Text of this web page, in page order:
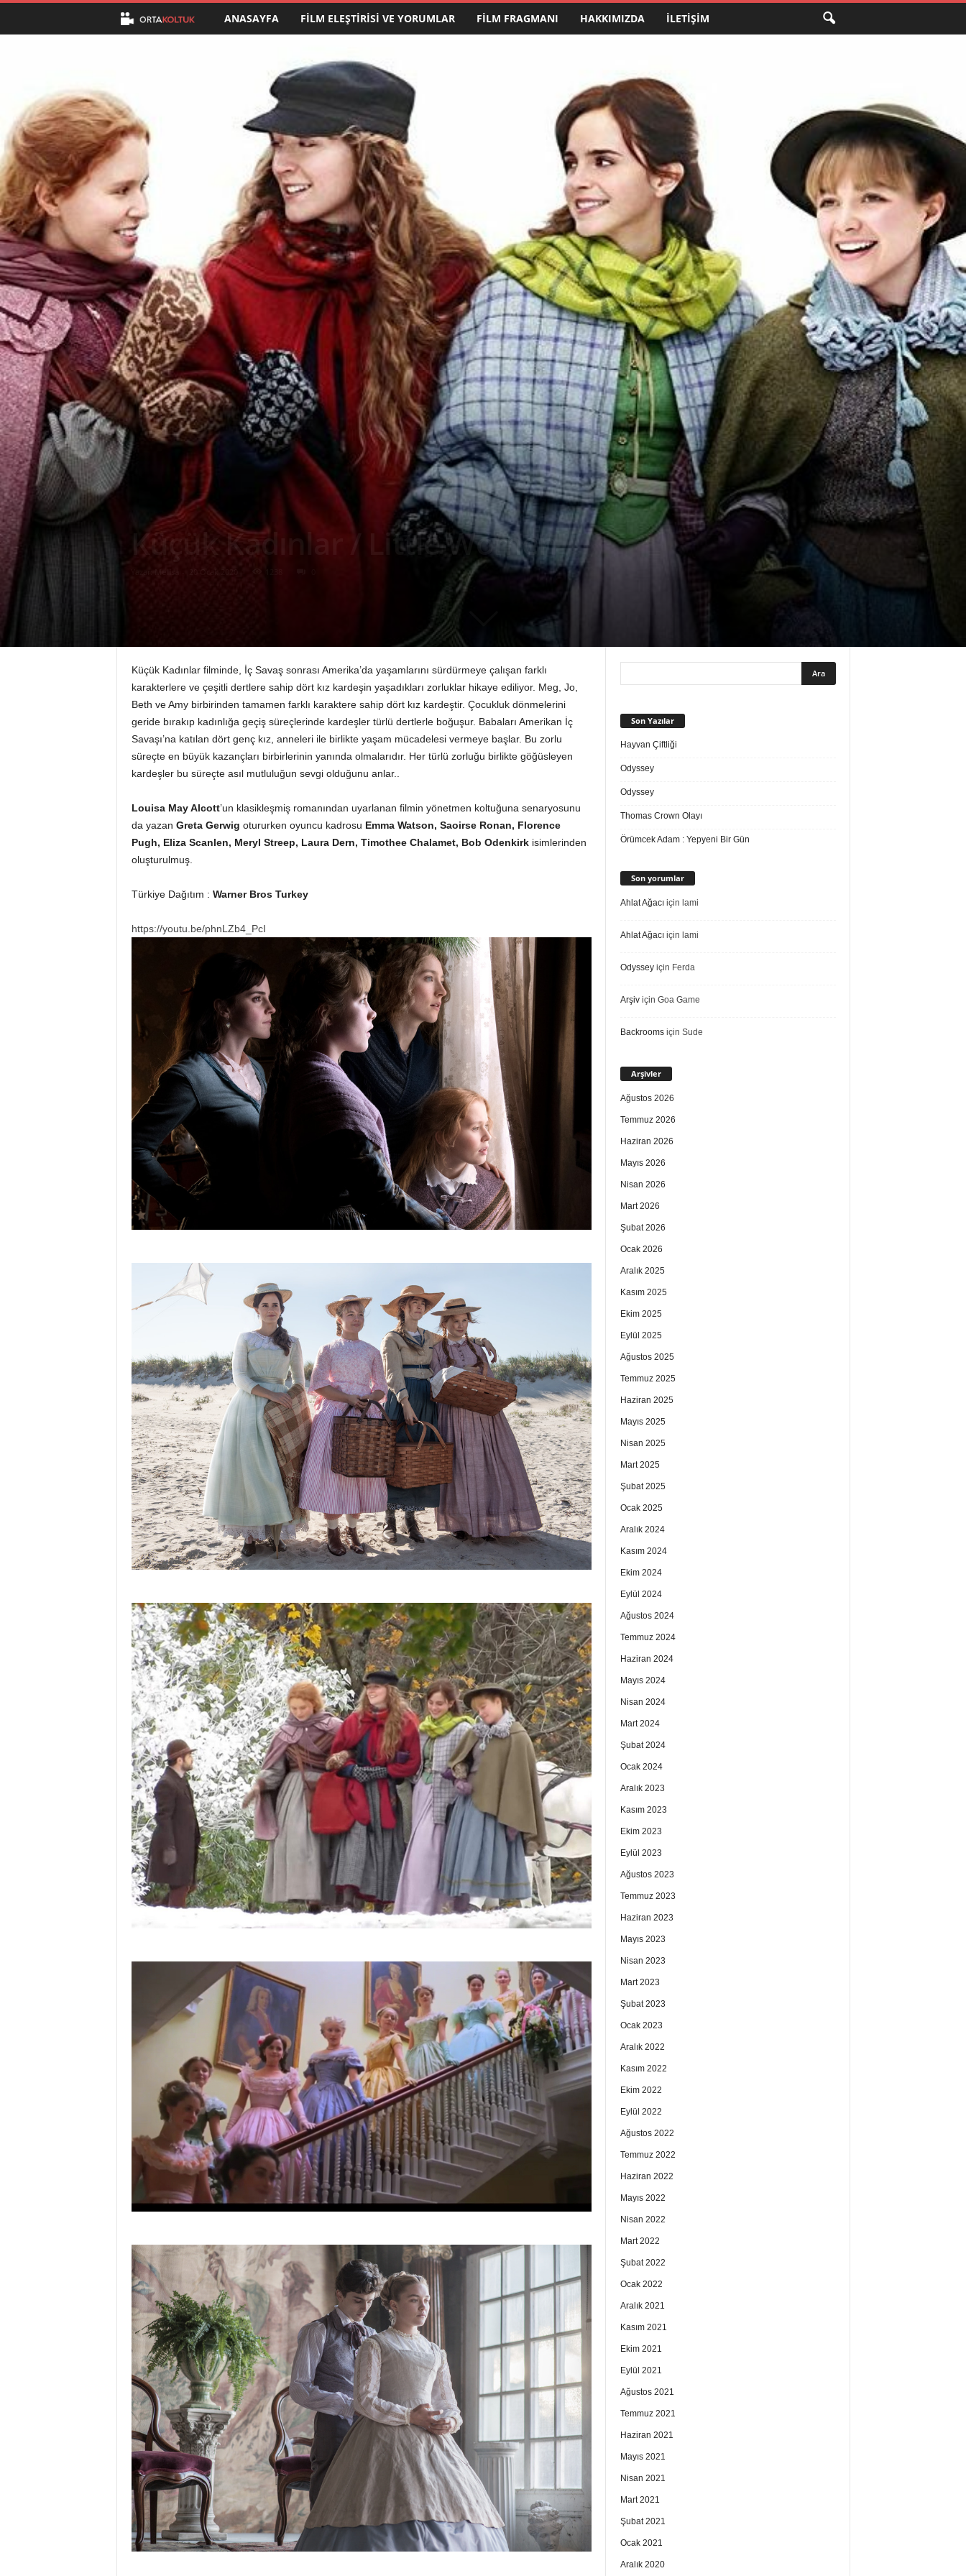
t
u
k
ANASAYFA FILM ELEŞTIRISI VE YORUMLAR FILM FRAGMANI HAKKIMIZDA İLETIŞIM
Küçük Kadınlar / Little Women
Yazar: Melisa 20 Ocak 2020
Küçük Kadınlar filminde, İç Savaş sonrası Amerika’da yaşamlarını sürdürmeye çalışan farklı
karakterlere ve çeşitli dertlere sahip dört kız kardeşin yaşadıkları zorluklar hikaye ediliyor. Meg, Jo,
Beth ve Amy birbirinden tamamen farklı karaktere sahip dört kız kardeştir. Çocukluk dönmelerini
geride bırakıp kadınlığa geçiş süreçlerinde kardeşler türlü dertlerle boğuşur. Babaları Amerikan İç
Savaşı’na katılan dört genç kız, anneleri ile birlikte yaşam mücadelesi vermeye başlar. Bu zorlu
süreçte en büyük kazançları birbirlerinin yanında olmalarıdır. Her türlü zorluğu birlikte göğüsleyen
kardeşler bu süreçte asıl mutluluğun sevgi olduğunu anlar..
Louisa May Alcott’un klasikleşmiş romanından uyarlanan filmin yönetmen koltuğuna senaryosunu
da yazan Greta Gerwig otururken oyuncu kadrosu Emma Watson, Saoirse Ronan, Florence
Pugh, Eliza Scanlen, Meryl Streep, Laura Dern, Timothee Chalamet, Bob Odenkirkisimlerinden
oluşturulmuş.
Türkiye Dağıtım : Warner Bros Turkey
https://youtu.be/phnLZb4_PcI
Son Yazılar
Hayvan Çiftliği
Odyssey
Odyssey
Thomas Crown Olayı
Örümcek Adam : Yepyeni Bir Gün
Son yorumlar
Ahlat Ağacıiçin lami
Ahlat Ağacıiçin lami
Odysseyiçin Ferda
Arşiviçin Goa Game
Backroomsiçin Sude
Arşivler
Ağustos 2026
Temmuz 2026
Haziran 2026
Mayıs 2026
Nisan 2026
Mart 2026
Şubat 2026
Ocak 2026
Aralık 2025
Kasım 2025
Ekim 2025
Eylül 2025
Ağustos 2025
Temmuz 2025
Haziran 2025
Mayıs 2025
Nisan 2025
Mart 2025
Şubat 2025
Ocak 2025
Aralık 2024
Kasım 2024
Ekim 2024
Eylül 2024
Ağustos 2024
Temmuz 2024
Haziran 2024
Mayıs 2024
Nisan 2024
Mart 2024
Şubat 2024
Ocak 2024
Aralık 2023
Kasım 2023
Ekim 2023
Eylül 2023
Ağustos 2023
Temmuz 2023
Haziran 2023
Mayıs 2023
Nisan 2023
Mart 2023
Şubat 2023
Ocak 2023
Aralık 2022
Kasım 2022
Ekim 2022
Eylül 2022
Ağustos 2022
Temmuz 2022
Haziran 2022
Mayıs 2022
Nisan 2022
Mart 2022
Şubat 2022
Ocak 2022
Aralık 2021
Kasım 2021
Ekim 2021
Eylül 2021
Ağustos 2021
Temmuz 2021
Haziran 2021
Mayıs 2021
Nisan 2021
Mart 2021
Şubat 2021
Ocak 2021
Aralık 2020